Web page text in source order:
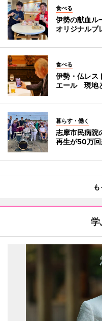
食べる
伊勢の献血ル
オリジナルブ
食べる
伊勢・仏レス
エール 現地
暮らす・働く
志摩市民病
再生が50万回
も
学